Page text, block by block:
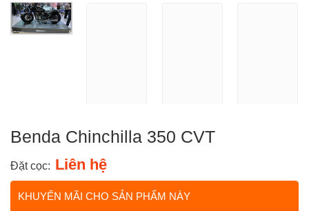
Benda Chinchilla 350 CVT
Đặt cọc: Liên hệ
KHUYẾN MÃI CHO SẢN PHẨM NÀY